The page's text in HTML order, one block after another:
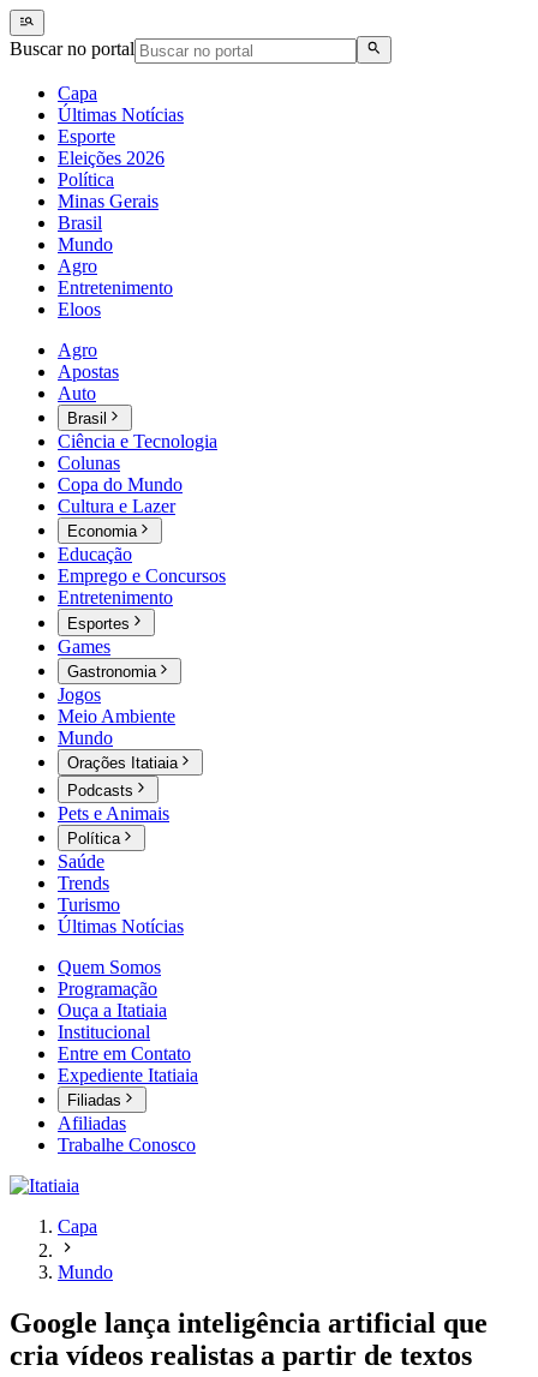
Buscar no portal
Capa
Últimas Notícias
Esporte
Eleições 2026
Política
Minas Gerais
Brasil
Mundo
Agro
Entretenimento
Eloos
Agro
Apostas
Auto
Brasil
Ciência e Tecnologia
Colunas
Copa do Mundo
Cultura e Lazer
Economia
Educação
Emprego e Concursos
Entretenimento
Esportes
Games
Gastronomia
Jogos
Meio Ambiente
Mundo
Orações Itatiaia
Podcasts
Pets e Animais
Política
Saúde
Trends
Turismo
Últimas Notícias
Quem Somos
Programação
Ouça a Itatiaia
Institucional
Entre em Contato
Expediente Itatiaia
Filiadas
Afiliadas
Trabalhe Conosco
Capa
Mundo
Google lança inteligência artificial que
cria vídeos realistas a partir de textos